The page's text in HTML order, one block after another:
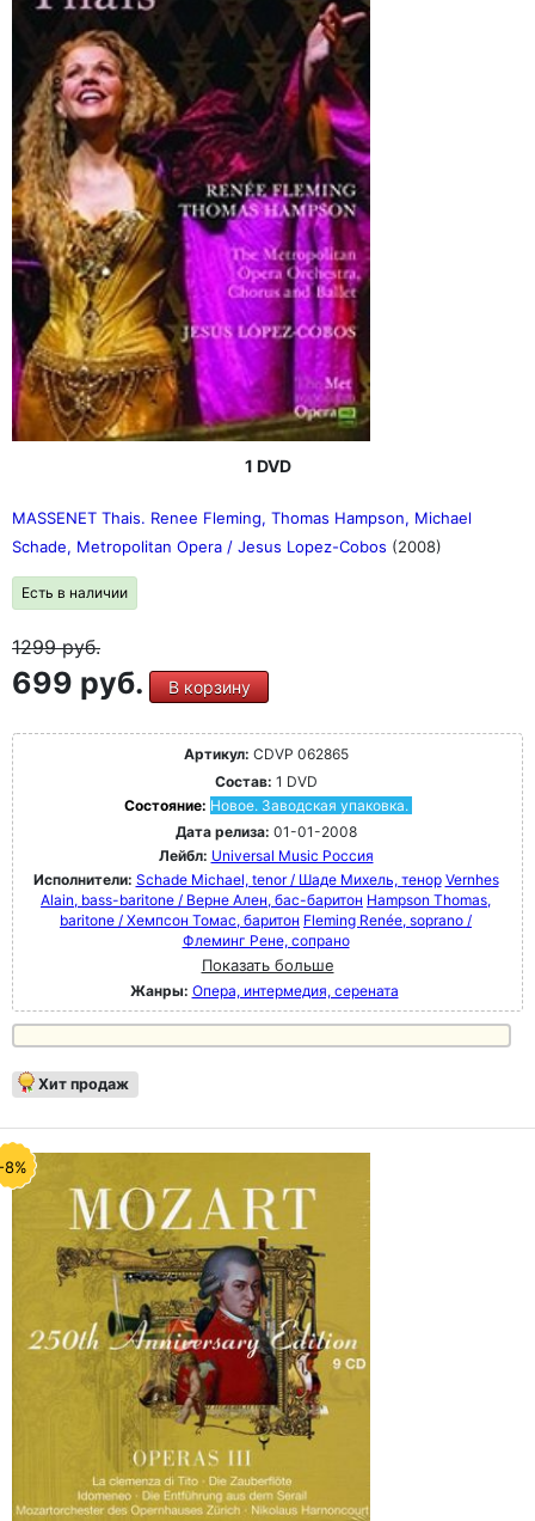
1 DVD
MASSENET Thais. Renee Fleming, Thomas Hampson, Michael
Schade, Metropolitan Opera / Jesus Lopez-Cobos (2008)
Есть в наличии
1299руб.
699 руб. В корзину
Артикул: CDVP 062865
Состав: 1 DVD
Состояние: Новое. Заводская упаковка.
Дата релиза: 01-01-2008
Лейбл: Universal Music Россия
Исполнители: Schade Michael, tenor / Шаде Михель, тенор Vernhes
Alain, bass-baritone / Верне Ален, бас-баритон Hampson Thomas,
baritone / Хемпсон Томас, баритон Fleming Renée, soprano /
Флеминг Рене, сопрано
Показать больше
Жанры: Опера, интермедия, серената
Хит продаж
8%